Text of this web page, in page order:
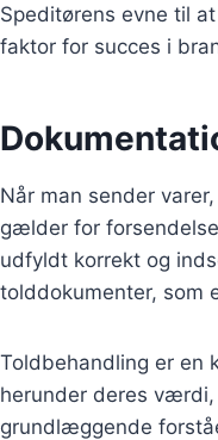
Speditørens evne til
faktor for succes i
Når man sender
gælder for
udfyldt korrekt og
tolddokumenter, som
Toldbehandling er en
herunder deres værdi,
grundlæggende